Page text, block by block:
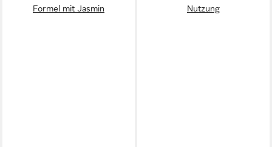
Formel mit Jasmin
Nutzung